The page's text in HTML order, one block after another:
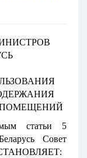
статьи 5
Совет